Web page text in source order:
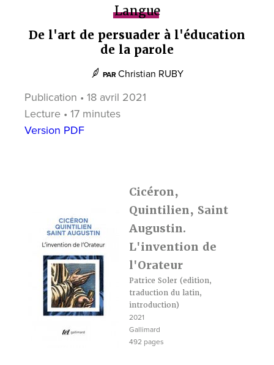
Langue
De l'art de persuader à l'éducation
de la parole
PAR Christian RUBY
Publication • 18 avril 2021
Lecture • 17 minutes
Version PDF
Cicéron,
Quintilien, Saint
Augustin.
L'invention de
l'Orateur
Patrice Soler(edition,
traduction du latin,
introduction)
2021
Gallimard
492 pages